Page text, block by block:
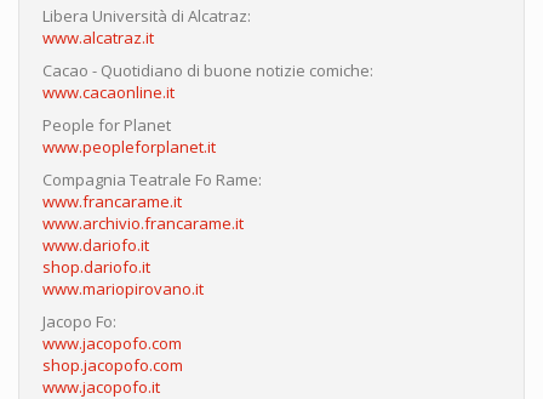
Libera Università di Alcatraz:
www.alcatraz.it
Cacao - Quotidiano di buone notizie comiche:
www.cacaonline.it
People for Planet
www.peopleforplanet.it
Compagnia Teatrale Fo Rame:
www.francarame.it
www.archivio.francarame.it
www.dariofo.it
shop.dariofo.it
www.mariopirovano.it
Jacopo Fo:
www.jacopofo.com
shop.jacopofo.com
www.jacopofo.it